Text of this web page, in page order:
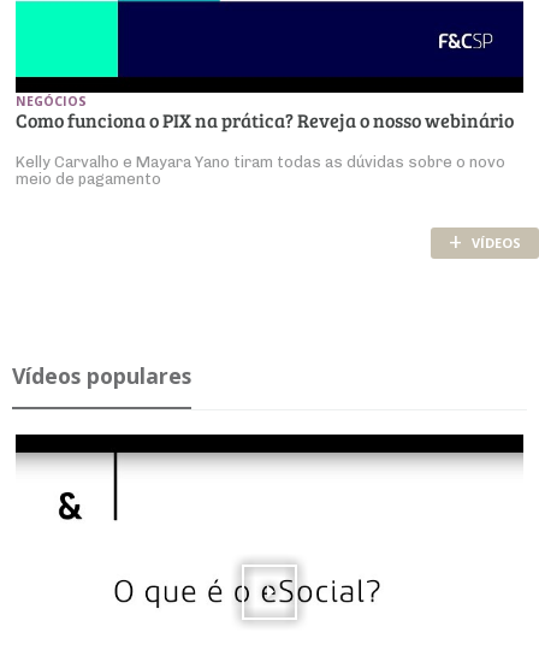
NEGÓCIOS
Como funciona o PIX na prática? Reveja o nosso webinário
Kelly Carvalho e Mayara Yano tiram todas as dúvidas sobre o novo
meio de pagamento
+ VÍDEOS
Ví­deos po­pu­lares